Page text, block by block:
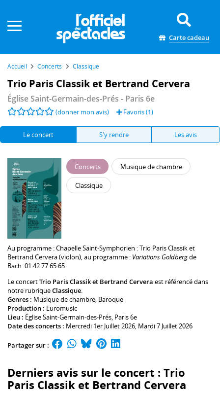
Carte cadeau
Accueil Concerts Classique
Trio Paris Classik et Bertrand Cervera
Église Saint-Germain-des-Prés - Paris 6e
(donner mon avis) Favoris (1)
Le concert S'y rendre Les avis
Concerts Musique de chambre
Classique
Au programme :Chapelle Saint-Symphorien : Trio Paris Classik et
Bertrand Cervera(violon), au programme : Variations Goldbergde
Bach. 01 42 77 65 65.
Le concertTrio Paris Classik et Bertrand Cervera est référencé dans
notre rubriqueClassique.
Genres : Musique de chambre, Baroque
Production : Euromusic
Lieu : Église Saint-Germain-des-Prés, Paris 6e
Date des concerts : Mercredi 1er Juillet 2026, Mardi 7 Juillet 2026
Partager sur :
Derniers avis sur le concert : Trio
Paris Classik et Bertrand Cervera